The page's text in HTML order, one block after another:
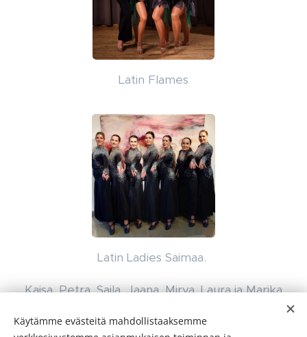
Latin Flames
Latin Ladies Saimaa.
Kaisa, Petra, Saila, Jaana, Mirva, Laura ja Marika
Lue ryhmästä lisäätäältä
Käytämme evästeitä mahdollistaaksemme